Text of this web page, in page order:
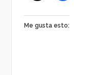
Me gusta esto: